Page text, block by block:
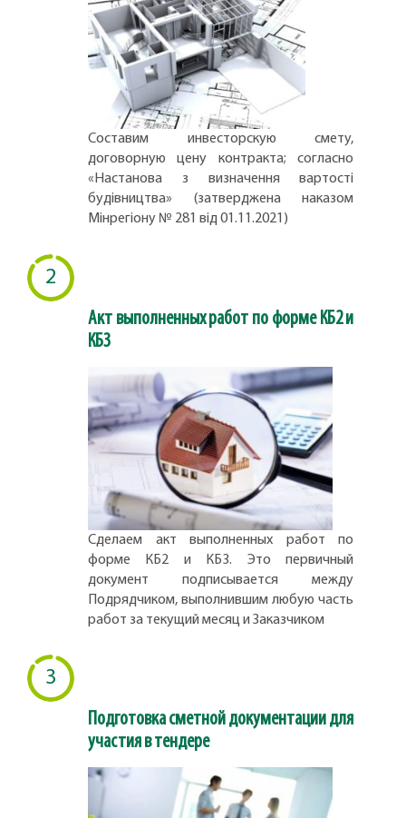
Составим инвесторскую смету,
договорную цену контракта; согласно
«Настанова з визначення вартості
будівництва» (затверджена наказом
Мінрегіону № 281 від 01.11.2021)
2
Акт выполненных работ по форме КБ2 и
КБ3
Сделаем акт выполненных работ по
форме КБ2 и КБ3. Это первичный
документ подписывается между
Подрядчиком, выполнившим любую часть
работ за текущий месяц и Заказчиком
3
Подготовка сметной документации для
участия в тендере